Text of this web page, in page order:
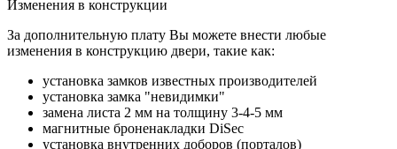
Изменения в конструкции
За дополнительную плату Вы можете внести любые
изменения в конструкцию двери, такие как:
установка замков известных производителей
установка замка "невидимки"
замена листа 2 мм на толщину 3-4-5 мм
магнитные броненакладки DiSec
установка внутренних доборов (порталов)